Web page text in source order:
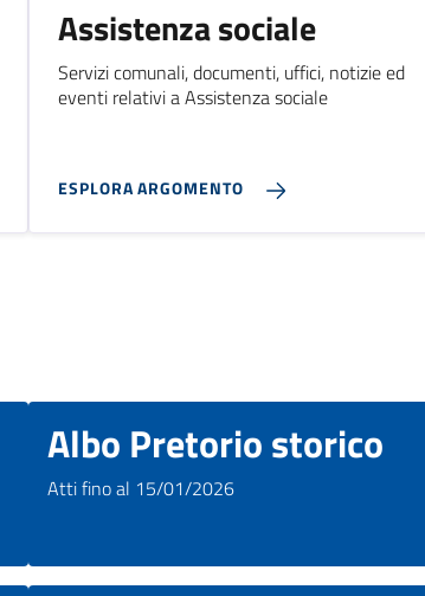
Assistenza sociale
Servizi comunali, documenti, uffici, notizie ed
eventi relativi a Assistenza sociale
ESPLORA ARGOMENTO
Albo Pretorio storico
Atti fino al 15/01/2026